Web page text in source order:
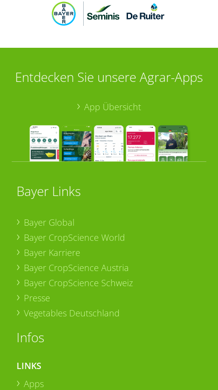
Entdecken Sie unsere Agrar-Apps
App Übersicht
Bayer Links
Bayer Global
Bayer CropScience World
Bayer Karriere
Bayer CropScience Austria
Bayer CropScience Schweiz
Presse
Vegetables Deutschland
Infos
LINKS
Apps